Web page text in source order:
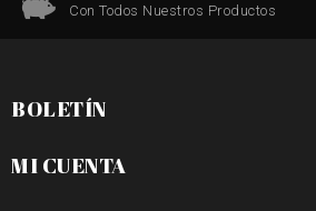
Con Todos Nuestros Productos
BOLETÍN
MI CUENTA